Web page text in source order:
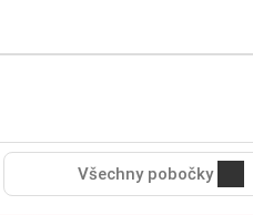
Všechny pobočky